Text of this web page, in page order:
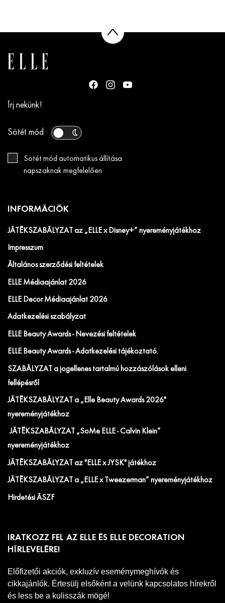
Írj nekünk!
Sötét mód
Sötét mód automatikus állítása
napszaknak megfelelően
INFORMÁCIÓK
JÁTÉKSZABÁLYZAT az „ELLE x Disney+” nyereményjátékhoz
Impresszum
Általános szerződési feltételek
ELLE Médiaajánlat 2026
ELLE Decor Médiaajánlat 2026
Adatkezelési szabályzat
ELLE Beauty Awards - Nevezési feltételek
ELLE Beauty Awards - Adatkezelési tájékoztató.
SZABÁLYZAT a jogellenes tartalmú hozzászólások elleni
fellépésről
JÁTÉKSZABÁLYZAT a „Elle Beauty Awards 2026"
nyereményjátékhoz
JÁTÉKSZABÁLYZAT „SoMe ELLE - Calvin Klein”
nyereményjátékhoz
JÁTÉKSZABÁLYZAT az "ELLE x JYSK" játékhoz
JÁTÉKSZABÁLYZAT a „ELLE x Tweezerman” nyereményjátékhoz
Hirdetési ÁSZF
IRATKOZZ FEL AZ ELLE ÉS ELLE DECORATION
HÍRLEVELÉRE!
Előfizetői akciók, exkluzív eseménymeghívók és
cikkajánlók. Értesülj elsőként a velünk kapcsolatos hírekről
és less be a kulisszák mögé!